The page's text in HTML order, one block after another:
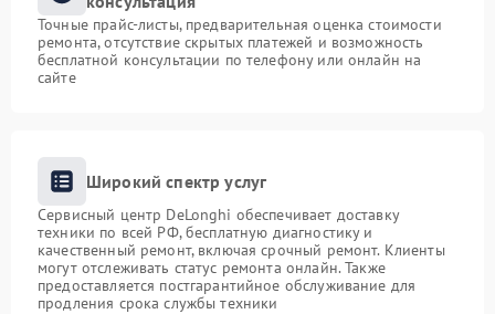
Точные прайс-листы, предварительная оценка стоимости
ремонта, отсутствие скрытых платежей и возможность
бесплатной консультации по телефону или онлайн на
сайте
Широкий спектр услуг
Сервисный центр DeLonghi обеспечивает доставку
техники по всей РФ, бесплатную диагностику и
качественный ремонт, включая срочный ремонт. Клиенты
могут отслеживать статус ремонта онлайн. Также
предоставляется постгарантийное обслуживание для
продления срока службы техники